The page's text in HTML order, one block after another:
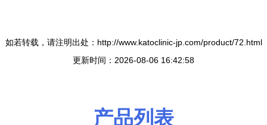
如若转载，请注明出处：http://www.katoclinic-jp.com/product/72.html
更新时间：2026-08-06 16:42:58
产品列表